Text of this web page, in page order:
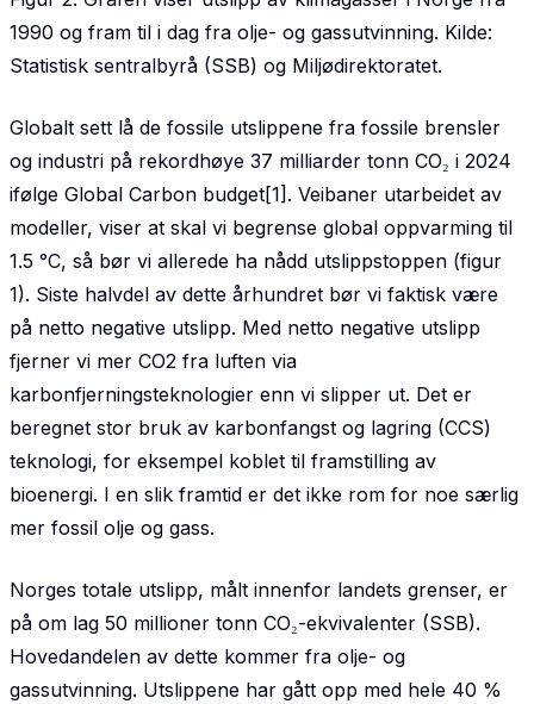
1990 og fram til i dag fra olje- og gassutvinning. Kilde:
Statistisk sentralbyrå (SSB) og Miljødirektoratet.
Globalt sett lå de fossile utslippene fra fossile brensler
og industri på rekordhøye 37 milliarder tonn CO₂ i 2024
ifølge Global Carbon budget[1]. Veibaner utarbeidet av
modeller, viser at skal vi begrense global oppvarming til
1.5 °C, så bør vi allerede ha nådd utslippstoppen (figur
1). Siste halvdel av dette århundret bør vi faktisk være
på netto negative utslipp. Med netto negative utslipp
fjerner vi mer CO2 fra luften via
karbonfjerningsteknologier enn vi slipper ut. Det er
beregnet stor bruk av karbonfangst og lagring (CCS)
teknologi, for eksempel koblet til framstilling av
bioenergi. I en slik framtid er det ikke rom for noe særlig
mer fossil olje og gass.
Norges totale utslipp, målt innenfor landets grenser, er
på om lag 50 millioner tonn CO₂-ekvivalenter (SSB).
Hovedandelen av dette kommer fra olje- og
gassutvinning. Utslippene har gått opp med hele 40 %